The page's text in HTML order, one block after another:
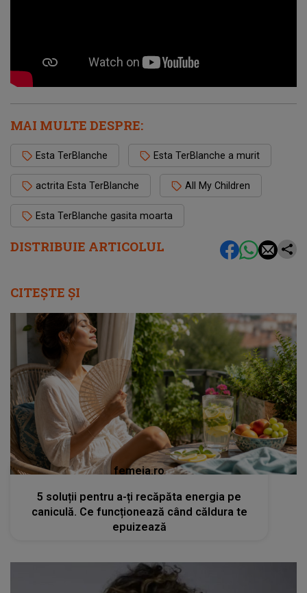
DISTRIBUIE ARTICOLUL
MAI MULTE DESPRE:
Esta TerBlanche Esta TerBlanche a murit
actrita Esta TerBlanche All My Children
Esta TerBlanche gasita moarta
CITEȘTE ȘI
femeia.ro
5 soluții pentru a-ți recăpăta energia pe
caniculă. Ce funcționează când căldura te
epuizează